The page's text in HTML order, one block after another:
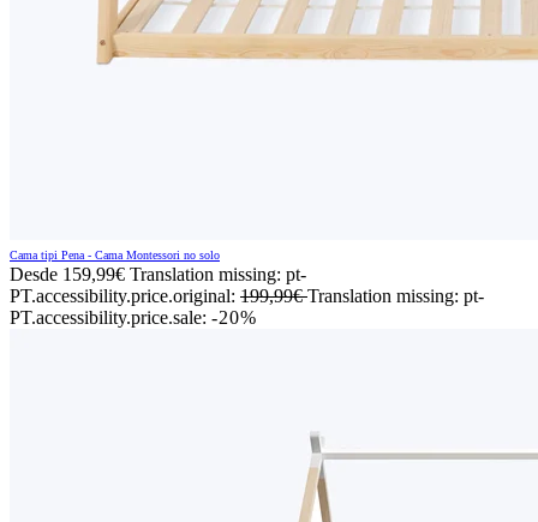
Cama tipi Pena - Cama Montessori no solo
Desde 159,99€ Translation missing: pt-
PT.accessibility.price.original: 199,99€Translation missing: pt-
PT.accessibility.price.sale: -20%